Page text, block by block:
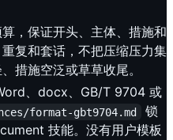
，保证开头、主体、措施和
复和套话，不把压缩压力集
措施空泛或草草收尾。
、docx、GB/T 9704 或
format-gbt9704.md
锁
技能。没有用户模板